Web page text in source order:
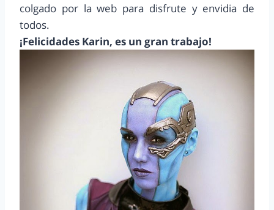
colgado por la web para disfrute y envidia de
todos.
¡Felicidades Karin, es un gran trabajo!